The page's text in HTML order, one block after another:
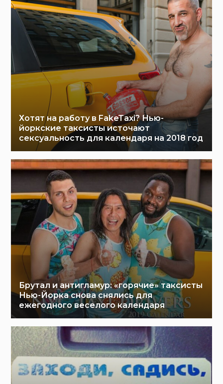
Хотят на работу в FakeTaxi? Нью-
йоркские таксисты источают
сексуальность для календаря на 2018 год
Брутал и антигламур: «горячие» таксисты
Нью-Йорка снова снялись для
ежегодного веселого календаря